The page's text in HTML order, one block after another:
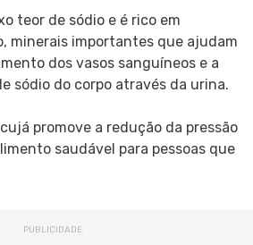
teor de sódio e é rico em
minerais importantes que ajudam
dos vasos sanguíneos e a
sódio do corpo através da urina.
promove a redução da pressão
saudável para pessoas que